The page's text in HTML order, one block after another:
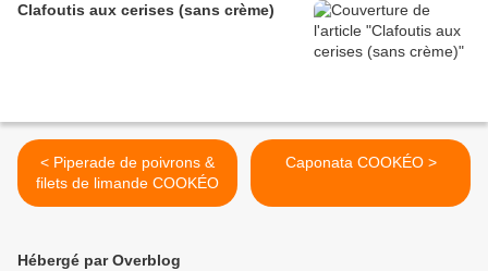
Clafoutis aux cerises (sans crème)
< Piperade de poivrons &
filets de limande COOKÉO
Caponata COOKÉO >
Hébergé par Overblog